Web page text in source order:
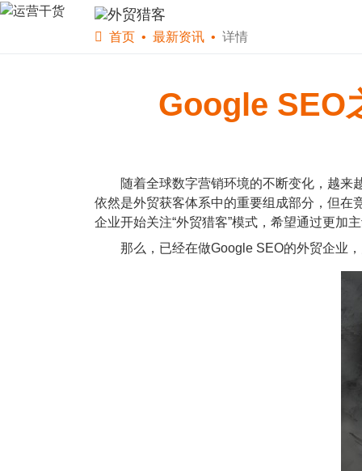
首页
最新资讯 详情
Google SEO
随着全球数字营销环境的不断变化，越来越
依然是外贸获客体系中的重要组成部分，但在
企业开始关注“外贸猎客”模式，希望通过更加
那么，已经在做Google SEO的外贸企业，